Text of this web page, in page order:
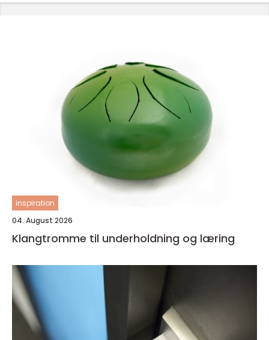
inspiration
04. August 2026
Klangtromme til underholdning og læring